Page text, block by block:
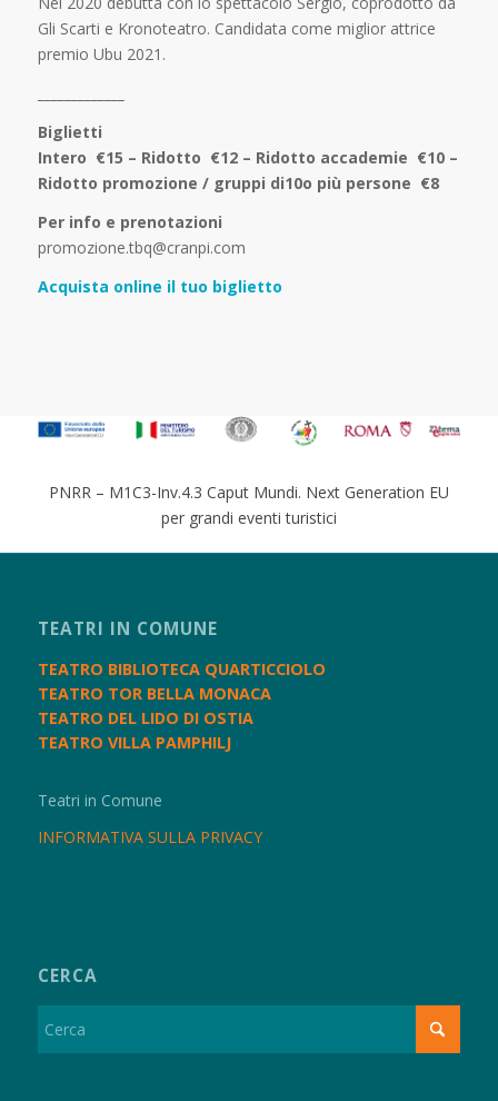
Gli Scarti e Kronoteatro. Candidata come miglior attrice
premio Ubu 2021.
Biglietti
Intero €15 – Ridotto €12 – Ridotto accademie €10 –
Ridotto promozione / gruppi di10o più persone €8
Per info e prenotazioni
promozione.tbq@cranpi.com
Acquista online il tuo biglietto
PNRR – M1C3-Inv.4.3 Caput Mundi. Next Generation EU
per grandi eventi turistici
TEATRI IN COMUNE
TEATRO BIBLIOTECA QUARTICCIOLO
TEATRO TOR BELLA MONACA
TEATRO DEL LIDO DI OSTIA
TEATRO VILLA PAMPHILJ
Teatri in Comune
INFORMATIVA SULLA PRIVACY
CERCA